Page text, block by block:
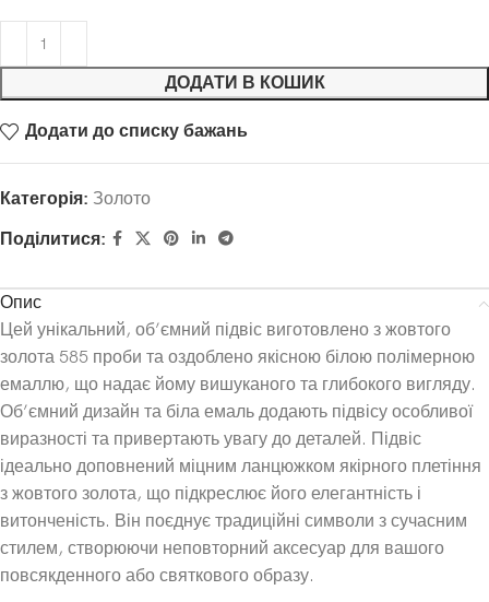
ДОДАТИ В КОШИК
Додати до списку бажань
Категорія: Золото
Поділитися:
Опис
Цей унікальний, об’ємний підвіс виготовлено з жовтого
золота 585 проби та оздоблено якісною білою полімерною
емаллю, що надає йому вишуканого та глибокого вигляду.
Об’ємний дизайн та біла емаль додають підвісу особливої
виразності та привертають увагу до деталей. Підвіс
ідеально доповнений міцним ланцюжком якірного плетіння
з жовтого золота, що підкреслює його елегантність і
витонченість. Він поєднує традиційні символи з сучасним
стилем, створюючи неповторний аксесуар для вашого
повсякденного або святкового образу.